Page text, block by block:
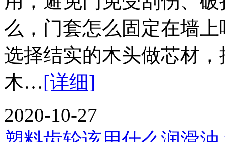
么，门套怎么固定
选择结实的木头做芯材
木…[详细]
2020-10-27